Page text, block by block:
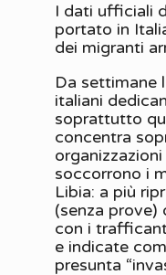
I dati ufficiali
portato in
dei migranti
Da settimane
italiani
soprattutto
concentra
soccorrono i
Libia: a più
(senza prove)
con i
e indicate
presunta